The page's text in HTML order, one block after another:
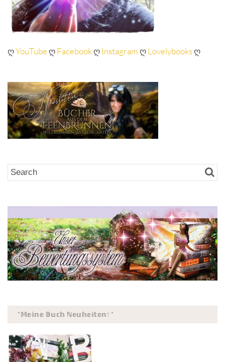
ღYouTubeღFacebookღ InstagramღLovelybooksღ
*𝕄𝕖𝕚𝕟𝕖 𝔹𝕦𝕔𝕙 ℕ𝕖𝕦𝕙𝕖𝕚𝕥𝕖𝕟! *